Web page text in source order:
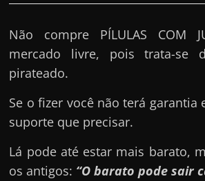
Não compre PÍLULAS COM
mercado livre, pois trata-se
pirateado.
Se o fizer você não terá garantia
suporte que precisar.
Lá pode até estar mais barato,
os antigos: “O barato pode sair